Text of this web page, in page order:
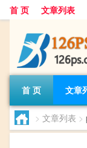
首 页 文章列表
首 页 文章
> 文章列表 >